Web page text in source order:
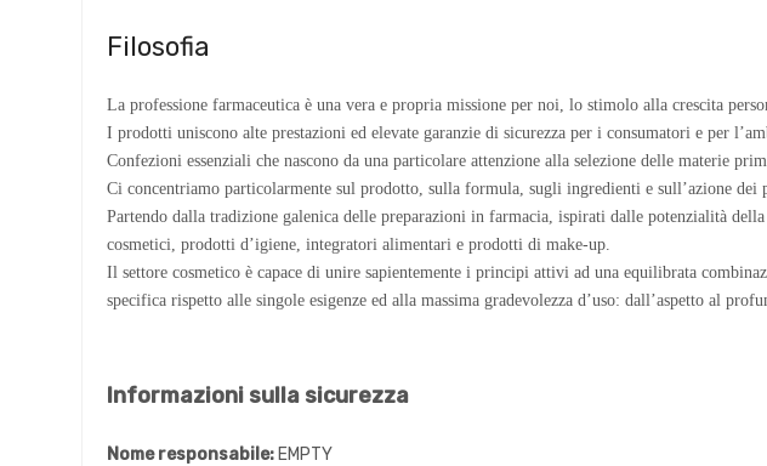
Filosofia
La professione farmaceutica è una vera e propria missione per noi, lo stimolo alla crescita
I prodotti uniscono alte prestazioni ed elevate garanzie di sicurezza per i consumatori e per
Confezioni essenziali che nascono da una particolare attenzione alla selezione delle materie
Ci concentriamo particolarmente sul prodotto, sulla formula, sugli ingredienti e sull’azione
Partendo dalla tradizione galenica delle preparazioni in farmacia, ispirati dalle potenzialità
cosmetici, prodotti d’igiene, integratori alimentari e prodotti di make-up.
Il settore cosmetico è capace di unire sapientemente i principi attivi ad una equilibrata
specifica rispetto alle singole esigenze ed alla massima gradevolezza d’uso: dall’aspetto al
Informazioni sulla sicurezza
Nome responsabile: EMPTY